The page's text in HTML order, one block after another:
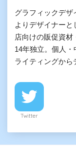
グラフィックデザ
よりデザイナー
店向けの販促資
14年独立。個人・
ライティングか
Twitter